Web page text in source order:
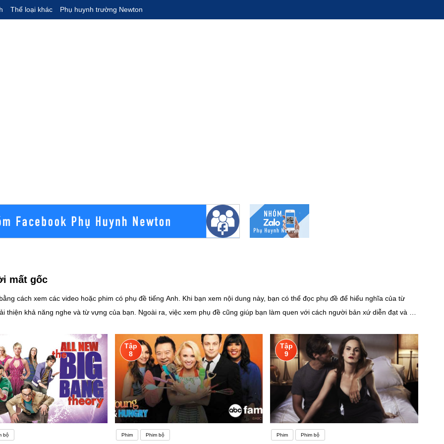
Thể loại khác Phụ huynh trường Newton
mất gốc
cách xem các video hoặc phim có phụ đề tiếng Anh. Khi bạn xem nội dung này, bạn có thể đọc phụ đề để hiểu nghĩa của từ
khả năng nghe và từ vựng của bạn. Ngoài ra, việc xem phụ đề cũng giúp bạn làm quen với cách người bản xứ diễn đạt và sử
lực có thể khiến người học tương tác nhiều hơn với người bản ngữ và sử dụng các mẹo học tập. Động lực giúp học viên thực hiện
Anh có thể khiến bạn cảm thấy lạc lõng. Nếu không có một số trợ giúp, có thể rất khó để đi đúng hướng một lần nữa. Nhưng
nhiều. Pasal sẽ cho bạn thấy ba khó khăn lớn nhất trong việc học từ vựng tiếng Anh , kỹ năng phát âm và hội thoại. Và chúng tôi
khăn đó và tiếp tục Thực hành nói trong cuộc sống thựcNếu bạn thực sự muốn có được toàn bộ kinh nghiệm nói bằng tiếng Anh ,
tập các cuộc hội thoại tiếng Anh thực sự. Nhưng nó có thể thực sự khó khăn vì một vài lý do. Đối với người mới bắt
tập. Thứ hai, các cuộc trò chuyện bằng tiếng Anh có thể rất đáng sợ! Có rất nhiều áp
bộ
Tập
8
Phim Phim bộ
Tập
9
Phim Phim bộ